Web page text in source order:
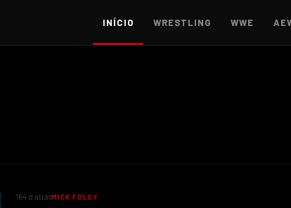
INÍCIO WRESTLING WWE
164 d atrásMICK FOLEY